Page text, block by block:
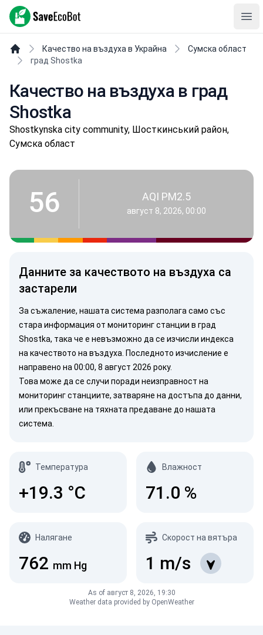
SaveEcoBot
Качество на въздуха в Украйна
Сумска област
град Shostka
Качество на въздуха в град
Shostka
Shostkynska city community, Шосткинський район,
Сумска област
56 AQI PM2.5
август 8, 2026, 00:00
Данните за качеството на въздуха са
застарели
За съжаление, нашата система разполага само със
стара информация от мониторинг станции в град
Shostka, така че е невъзможно да се изчисли индекса
на качеството на въздуха. Последното изчисление е
направено на 00:00, 8 август 2026 року.
Това може да се случи поради неизправност на
мониторинг станциите, затваряне на достъпа до данни,
или прекъсване на тяхната предаване до нашата
система.
Температура
+19.3 °C
Влажност
71.0 %
Налягане
762 mm Hg
Скорост на вятъра
1 m/s
As of август 8, 2026, 19:30
Weather data provided by OpenWeather